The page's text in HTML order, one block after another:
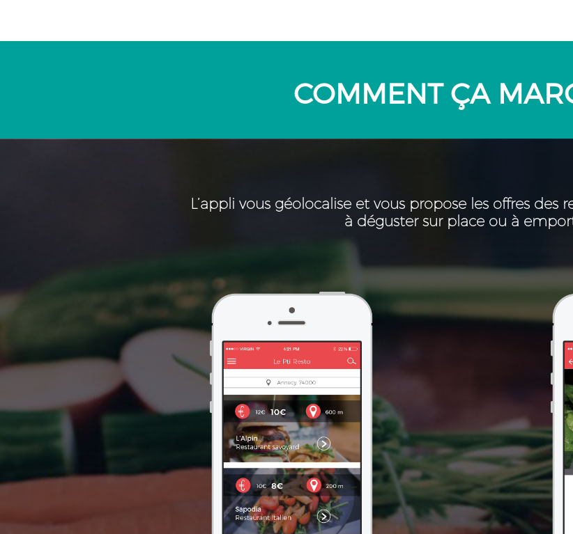
COMMENT ÇA
L’appli vous géolocalise et vous propose les offres des
à déguster sur place ou à